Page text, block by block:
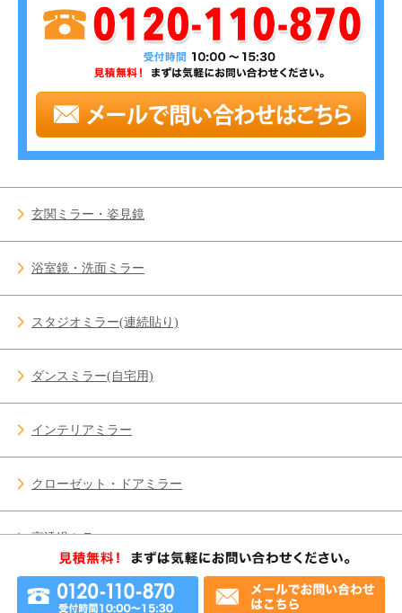
玄関ミラー・姿見鏡
浴室鏡・洗面ミラー
スタジオミラー(連続貼り)
ダンスミラー(自宅用)
インテリアミラー
クローゼット・ドアミラー
高透過ミラー
ガラス修理 施工事例